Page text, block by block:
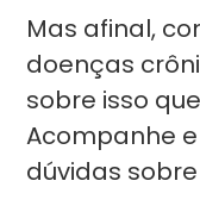
Mas afinal,
doenças
sobre isso
Acompanhe
dúvidas